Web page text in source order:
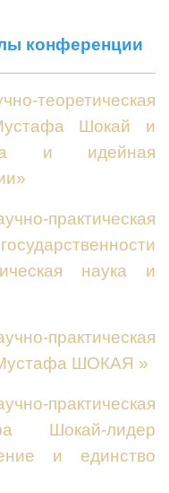
конференции
теоретическая
Шокай и
и идейная
практическая
наука и
практическая
Мустафа ШОКАЯ »
практическая
Шокай-лидер
и единство